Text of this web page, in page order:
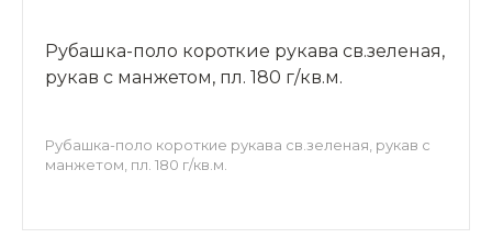
Рубашка-поло короткие рукава св.зеленая,
рукав с манжетом, пл. 180 г/кв.м.
Рубашка-поло короткие рукава св.зеленая, рукав с
манжетом, пл. 180 г/кв.м.